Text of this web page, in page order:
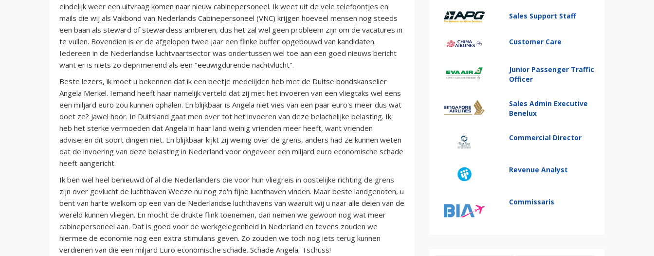
eindelijk weer een uitvraag komen naar nieuw cabinepersoneel. Ik weet uit de vele telefoontjes en
mails die wij als Vakbond van Nederlands Cabinepersoneel (VNC) krijgen hoeveel mensen nog steeds
een baan als steward of stewardess ambiëren, dus het zal wel geen probleem zijn om de vacatures in
te vullen. Bovendien is er de afgelopen twee jaar een flinke buffer opgebouwd van kandidaten.
Iedereen in de Nederlandse luchtvaartsector was ondertussen wel toe aan een goed nieuws bericht
want er is niets zo deprimerend als een "eeuwigdurende nachtvlucht".
Beste lezers, ik moet u bekennen dat ik een beetje medelijden heb met de Duitse bondskanselier
Angela Merkel. Iemand heeft haar namelijk verteld dat zij met het invoeren van een vliegtaks wel eens
een miljard euro zou kunnen ophalen. En blijkbaar is Angela niet vies van een paar euro's meer dus wat
doet ze? Jawel hoor. In Duitsland gaat men over tot het invoeren van deze belachelijke belasting. Ik
heb het sterke vermoeden dat Angela in haar land weinig vrienden meer heeft, want vrienden
adviseren dit soort dingen niet. En blijkbaar kijkt zij weinig over de grens, anders had ze kunnen weten
dat de invoering van deze belasting in Nederland voor ongeveer een miljard euro economische schade
heeft aangericht.
Ik ben wel heel benieuwd of al die Nederlanders die voor hun vliegreis in oostelijke richting de grens
zijn over gevlucht de luchthaven Weeze nu nog zo'n fijne luchthaven vinden. Maar beste landgenoten, u
bent van harte welkom op een van de Nederlandse luchthavens van waaruit wij u naar alle delen van de
wereld kunnen vliegen. En mocht de drukte flink toenemen, dan nemen we gewoon nog wat meer
cabinepersoneel aan. Dat is goed voor de werkgelegenheid in Nederland en tevens zouden we
hiermee de economie nog een extra stimulans geven. Zo zouden we toch nog iets terug kunnen
verdienen van die een miljard Euro economische schade. Schade Angela. Tschüss!
Sales Support Staff
Customer Care
Junior Passenger Traffic
Officer
Sales Admin Executive
Benelux
Commercial Director
Revenue Analyst
Commissaris